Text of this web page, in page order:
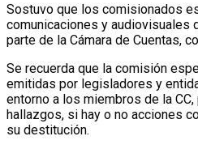
Sostuvo que los comisionados
comunicaciones y audiovisuales
parte de la Cámara de Cuentas,
Se recuerda que la comisión
emitidas por legisladores y
entorno a los miembros de la
hallazgos, si hay o no acciones
su destitución.